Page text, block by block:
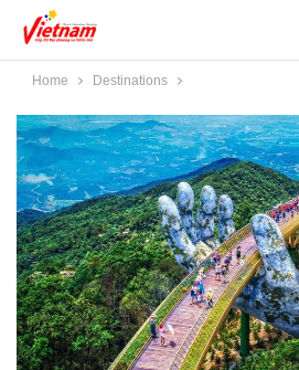
Home Destinations